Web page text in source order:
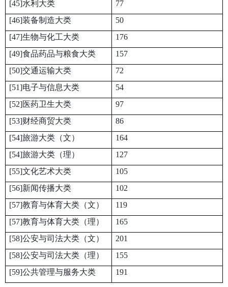
[45]水利大类
77
[46]装备制造大类
50
[47]生物与化工大类
176
[49]食品药品与粮食大类
157
[50]交通运输大类
72
[51]电子与信息大类
54
[52]医药卫生大类
97
[53]财经商贸大类
86
[54]旅游大类（文）
164
[54]旅游大类（理）
127
[55]文化艺术大类
105
[56]新闻传播大类
102
[57]教育与体育大类（文）
119
[57]教育与体育大类（理）
165
[58]公安与司法大类（文）
201
[58]公安与司法大类（理）
155
[59]公共管理与服务大类
191